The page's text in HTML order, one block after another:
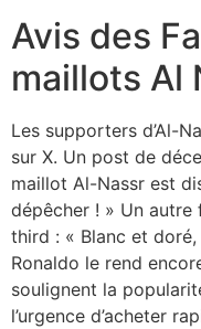
Avis des
maillots Al
Les supporters d’Al-
sur X. Un post de
maillot Al-Nassr est
dépêcher ! » Un
third : « Blanc et
Ronaldo le rend
soulignent la
l’urgence d’acheter